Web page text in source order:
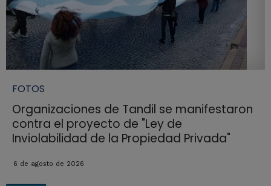
FOTOS
Organizaciones de Tandil se manifestaron
contra el proyecto de "Ley de
Inviolabilidad de la Propiedad Privada"
6 de agosto de 2026